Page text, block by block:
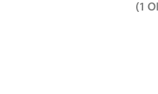
(1